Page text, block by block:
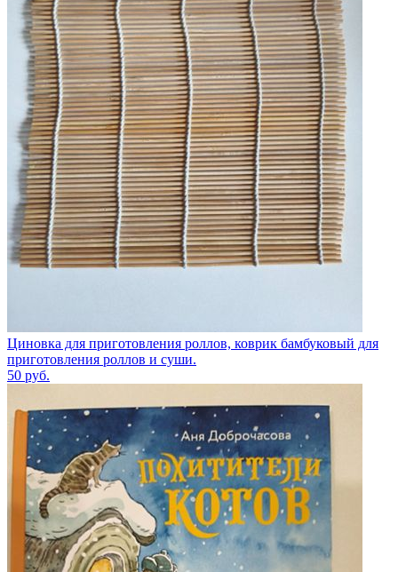
Циновка для приготовления роллов, коврик бамбуковый для
приготовления роллов и суши.
50 руб.